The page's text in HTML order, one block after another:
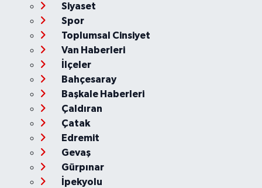
Siyaset
Spor
Toplumsal Cinsiyet
Van Haberleri
İlçeler
Bahçesaray
Başkale Haberleri
Çaldıran
Çatak
Edremit
Gevaş
Gürpınar
İpekyolu